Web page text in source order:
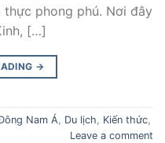
thực phong phú. Nơi đây
[…]
→
Nam Á, Du lịch, Kiến thức,
Leave a comment